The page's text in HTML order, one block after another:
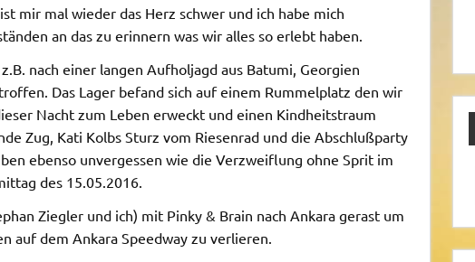
mir mal wieder das Herz schwer und ich habe mich
an das zu erinnern was wir alles so erlebt haben.
nach einer langen Aufholjagd aus Batumi, Georgien
Das Lager befand sich auf einem Rummelplatz den wir
Nacht zum Leben erweckt und einen Kindheitstraum
Zug, Kati Kolbs Sturz vom Riesenrad und die Abschlußparty
ebenso unvergessen wie die Verzweiflung ohne Sprit im
des 15.05.2016.
Ziegler und ich) mit Pinky & Brain nach Ankara gerast um
auf dem Ankara Speedway zu verlieren.